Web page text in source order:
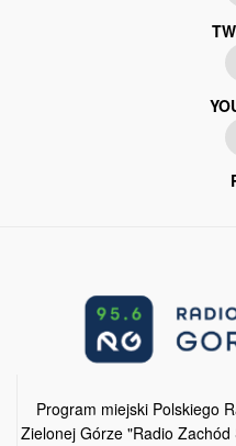
Program miejski Polskiego
Zielonej Górze "Radio